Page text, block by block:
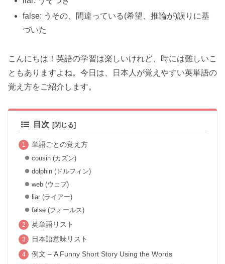
false: うその、間違っている(希望、推論が)誤りに基
づいた
こんにちは！英語の学習は楽しいけれど、時には難しいこ
ともありますよね。今日は、日本人が覚えやすい英単語の
覚え方をご紹介します。
目次
単語ごとの覚え方
cousin (カズン)
dolphin (ドルフィン)
web (ウェブ)
liar (ライアー)
false (フォールス)
英単語リスト
日本語意味リスト
例文 – A Funny Short Story Using the Words